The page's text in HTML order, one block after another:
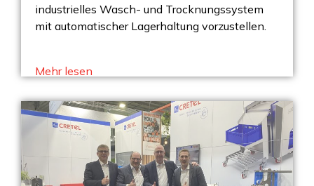
industrielles Wasch- und Trocknungssystem
mit automatischer Lagerhaltung vorzustellen.
Mehr lesen